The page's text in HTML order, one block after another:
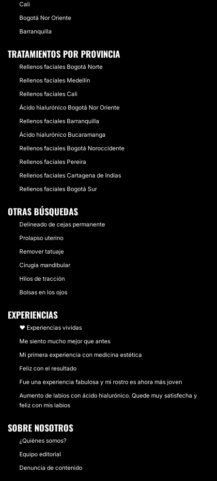
Cali
Bogotá Nor Oriente
Barranquilla
TRATAMIENTOS POR PROVINCIA
Rellenos faciales Bogotá Norte
Rellenos faciales Medellín
Rellenos faciales Cali
Ácido hialurónico Bogotá Nor Oriente
Rellenos faciales Barranquilla
Ácido hialurónico Bucaramanga
Rellenos faciales Bogotá Noroccidente
Rellenos faciales Pereira
Rellenos faciales Cartagena de Indias
Rellenos faciales Bogotá Sur
OTRAS BÚSQUEDAS
Delineado de cejas permanente
Prolapso uterino
Remover tatuaje
Cirugía mandibular
Hilos de tracción
Bolsas en los ojos
EXPERIENCIAS
❤️ Experiencias vividas
Me siento mucho mejor que antes
Mi primera experiencia con medicina estética
Feliz con el resultado
Fue una experiencia fabulosa y mi rostro es ahora más joven
Aumento de labios con ácido hialurónico. Quede muy satisfecha y
feliz con mis labios
SOBRE NOSOTROS
¿Quiénes somos?
Equipo editorial
Denuncia de contenido